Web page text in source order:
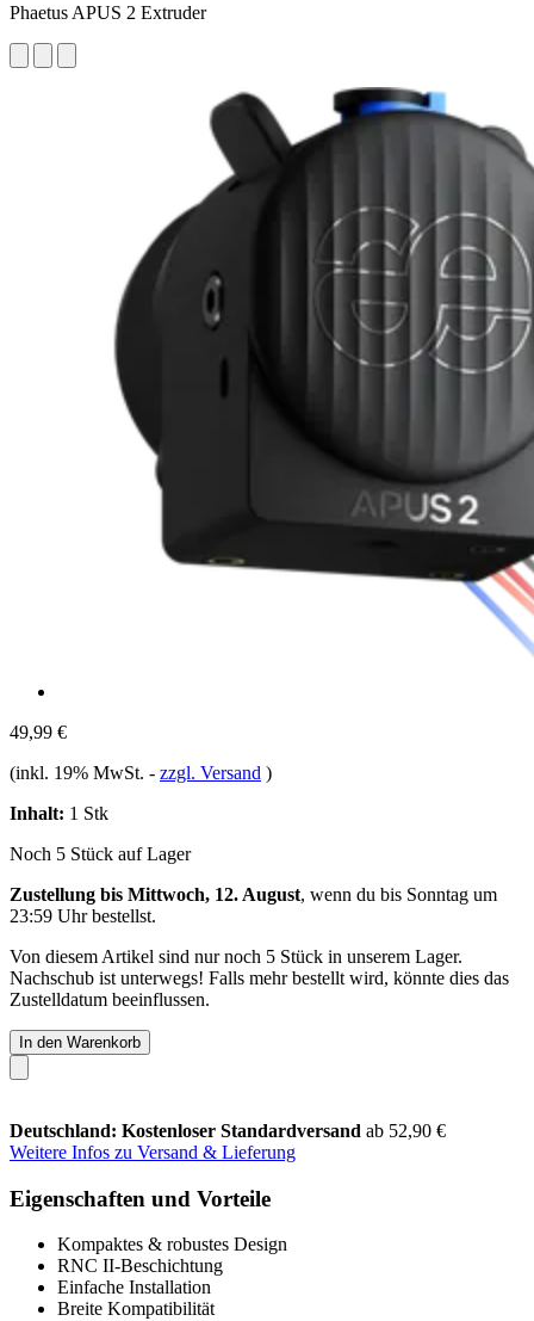
Phaetus APUS 2 Extruder
49,99 €
(inkl. 19% MwSt. - zzgl. Versand )
Inhalt: 1 Stk
Noch 5 Stück auf Lager
Zustellung bis Mittwoch, 12. August, wenn du bis Sonntag um
23:59 Uhrbestellst.
Von diesem Artikel sind nur noch 5 Stück in unserem Lager.
Nachschub ist unterwegs! Falls mehr bestellt wird, könnte dies das
Zustelldatum beeinflussen.
In den Warenkorb
Deutschland: Kostenloser Standardversand ab 52,90 €
Weitere Infos zu Versand & Lieferung
Eigenschaften und Vorteile
Kompaktes & robustes Design
RNC II-Beschichtung
Einfache Installation
Breite Kompatibilität